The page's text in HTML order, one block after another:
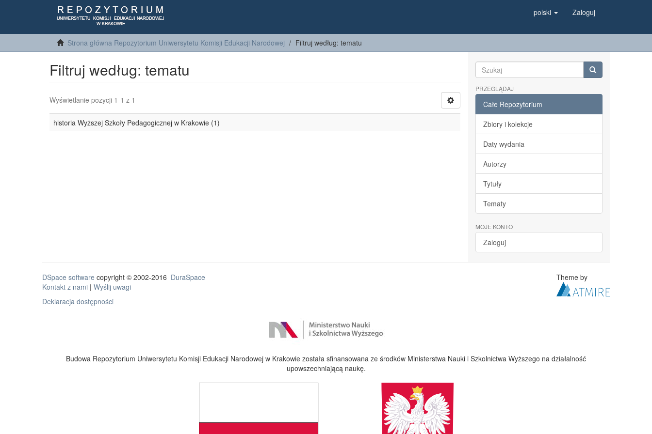
polski Zaloguj
Strona główna Repozytorium Uniwersytetu Komisji Edukacji Narodowej Filtruj według: tematu
Filtruj według: tematu
Wyświetlanie pozycji 1-1 z 1
historia Wyższej Szkoły Pedagogicznej w Krakowie (1)
PRZEGLĄDAJ
Całe Repozytorium
Zbiory i kolekcje
Daty wydania
Autorzy
Tytuły
Tematy
MOJE KONTO
Zaloguj
DSpace software copyright © 2002-2016 DuraSpace
Kontakt z nami | Wyślij uwagi
Deklaracja dostępności
Theme by
Budowa Repozytorium Uniwersytetu Komisji Edukacji Narodowej w Krakowie została sfinansowana ze środków Ministerstwa Nauki i Szkolnictwa Wyższego na działalność
upowszechniającą naukę.